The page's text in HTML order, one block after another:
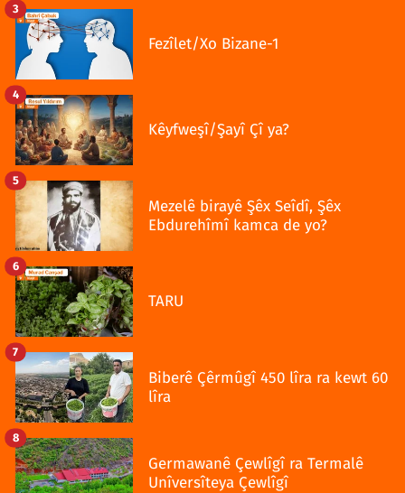
Fezîlet/Xo Bizane-1
3
Kêyfweşî/Şayî Çî ya?
4
Mezelê birayê Şêx Seîdî, Şêx
Ebdurehîmî kamca de yo?
5
TARU
6
Biberê Çêrmûgî 450 lîra ra kewt 60
lîra
7
Germawanê Çewlîgî ra Termalê
Unîversîteya Çewlîgî
8